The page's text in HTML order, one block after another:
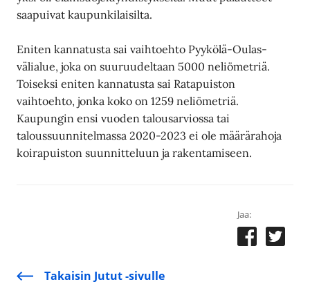
saapuivat kaupunkilaisilta.
Eniten kannatusta sai vaihtoehto Pyykölä-Oulas-
välialue, joka on suuruudeltaan 5000 neliömetriä.
Toiseksi eniten kannatusta sai Ratapuiston
vaihtoehto, jonka koko on 1259 neliömetriä.
Kaupungin ensi vuoden talousarviossa tai
taloussuunnitelmassa 2020-2023 ei ole määrärahoja
koirapuiston suunnitteluun ja rakentamiseen.
Jaa:
Takaisin Jutut -sivulle